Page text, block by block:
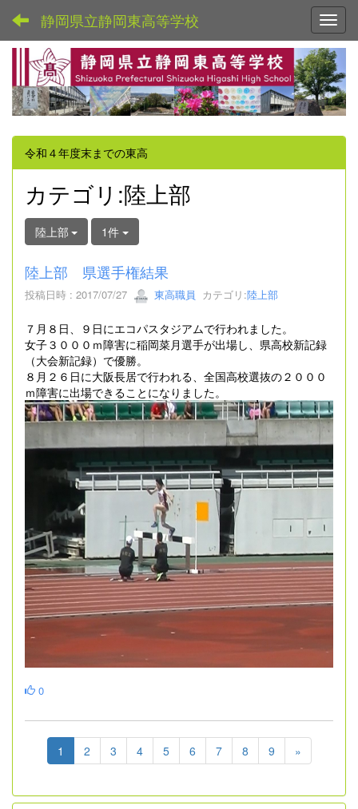
静岡県立静岡東高等学校
令和４年度末までの東高
カテゴリ:陸上部
陸上部 1件
陸上部 県選手権結果
投稿日時 : 2017/07/27 東高職員 カテゴリ:陸上部
７月８日、９日にエコパスタジアムで行われました。
女子３０００ｍ障害に稲岡菜月選手が出場し、県高校新記録
（大会新記録）で優勝。
８月２６日に大阪長居で行われる、全国高校選抜の２０００
ｍ障害に出場できることになりました。
0
1 2 3 4 5 6 7 8 9 »